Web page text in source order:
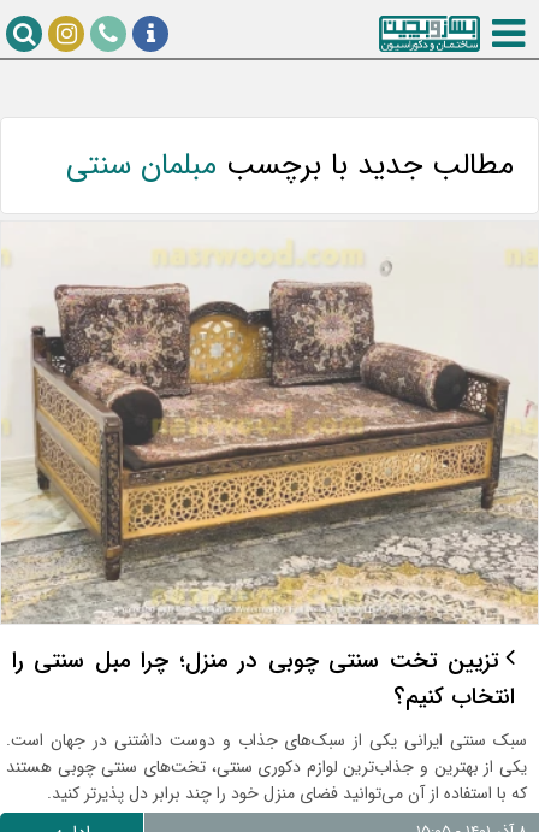
مطالب جدید با برچسب مبلمان سنتی
تزیین تخت سنتی چوبی در منزل؛ چرا مبل سنتی را
انتخاب کنیم؟
سبک سنتی ایرانی یکی از سبک‌های جذاب و دوست داشتنی در جهان است.
یکی از بهترین و جذاب‌ترین لوازم دکوری سنتی، تخت‌های سنتی چوبی هستند
که با استفاده از آن می‌توانید فضای منزل خود را چند برابر دل پذیرتر کنید.